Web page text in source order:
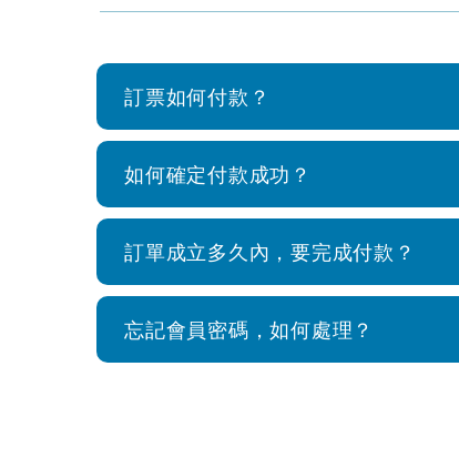
訂票如何付款？
如何確定付款成功？
訂單成立多久內，要完成付款？
忘記會員密碼，如何處理？